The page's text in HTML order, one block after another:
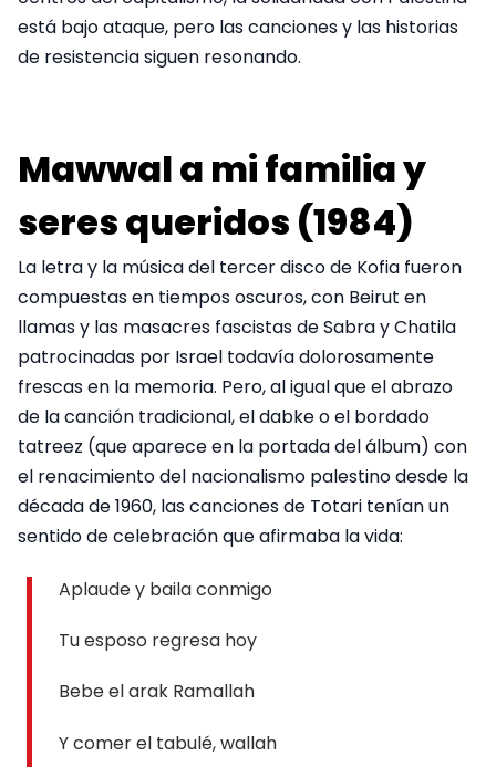
está bajo ataque, pero las canciones y las historias
de resistencia siguen resonando.
Mawwal a mi familia y
seres queridos (1984)
La letra y la música del tercer disco de Kofia fueron
compuestas en tiempos oscuros, con Beirut en
llamas y las masacres fascistas de Sabra y Chatila
patrocinadas por Israel todavía dolorosamente
frescas en la memoria. Pero, al igual que el abrazo
de la canción tradicional, el dabke o el bordado
tatreez (que aparece en la portada del álbum) con
el renacimiento del nacionalismo palestino desde la
década de 1960, las canciones de Totari tenían un
sentido de celebración que afirmaba la vida:
Aplaude y baila conmigo
Tu esposo regresa hoy
Bebe el arak Ramallah
Y comer el tabulé, wallah